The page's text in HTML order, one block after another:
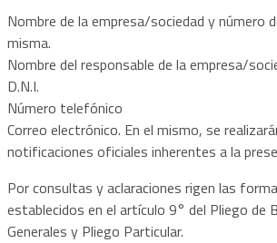
Nombre de la empresa/sociedad y número
misma.
Nombre del responsable de la empresa/
D.N.I.
Número telefónico
Correo electrónico. En el mismo, se
notificaciones oficiales inherentes a la
Por consultas y aclaraciones rigen las
establecidos en el artículo 9° del Pliego de
Generales y Pliego Particular.